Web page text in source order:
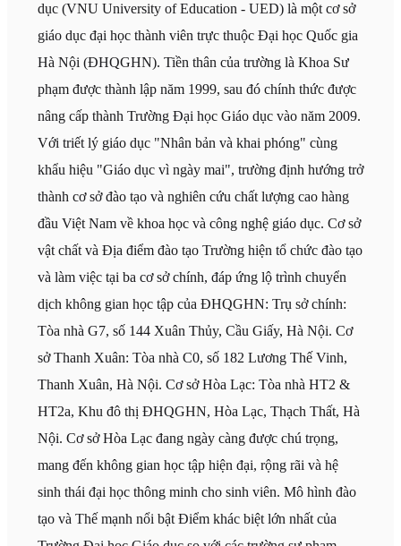
dục (VNU University of Education - UED) là một cơ sở
giáo dục đại học thành viên trực thuộc Đại học Quốc gia
Hà Nội (ĐHQGHN). Tiền thân của trường là Khoa Sư
phạm được thành lập năm 1999, sau đó chính thức được
nâng cấp thành Trường Đại học Giáo dục vào năm 2009.
Với triết lý giáo dục "Nhân bản và khai phóng" cùng
khẩu hiệu "Giáo dục vì ngày mai", trường định hướng trở
thành cơ sở đào tạo và nghiên cứu chất lượng cao hàng
đầu Việt Nam về khoa học và công nghệ giáo dục. Cơ sở
vật chất và Địa điểm đào tạo Trường hiện tổ chức đào tạo
và làm việc tại ba cơ sở chính, đáp ứng lộ trình chuyển
dịch không gian học tập của ĐHQGHN: Trụ sở chính:
Tòa nhà G7, số 144 Xuân Thủy, Cầu Giấy, Hà Nội. Cơ
sở Thanh Xuân: Tòa nhà C0, số 182 Lương Thế Vinh,
Thanh Xuân, Hà Nội. Cơ sở Hòa Lạc: Tòa nhà HT2 &
HT2a, Khu đô thị ĐHQGHN, Hòa Lạc, Thạch Thất, Hà
Nội. Cơ sở Hòa Lạc đang ngày càng được chú trọng,
mang đến không gian học tập hiện đại, rộng rãi và hệ
sinh thái đại học thông minh cho sinh viên. Mô hình đào
tạo và Thế mạnh nổi bật Điểm khác biệt lớn nhất của